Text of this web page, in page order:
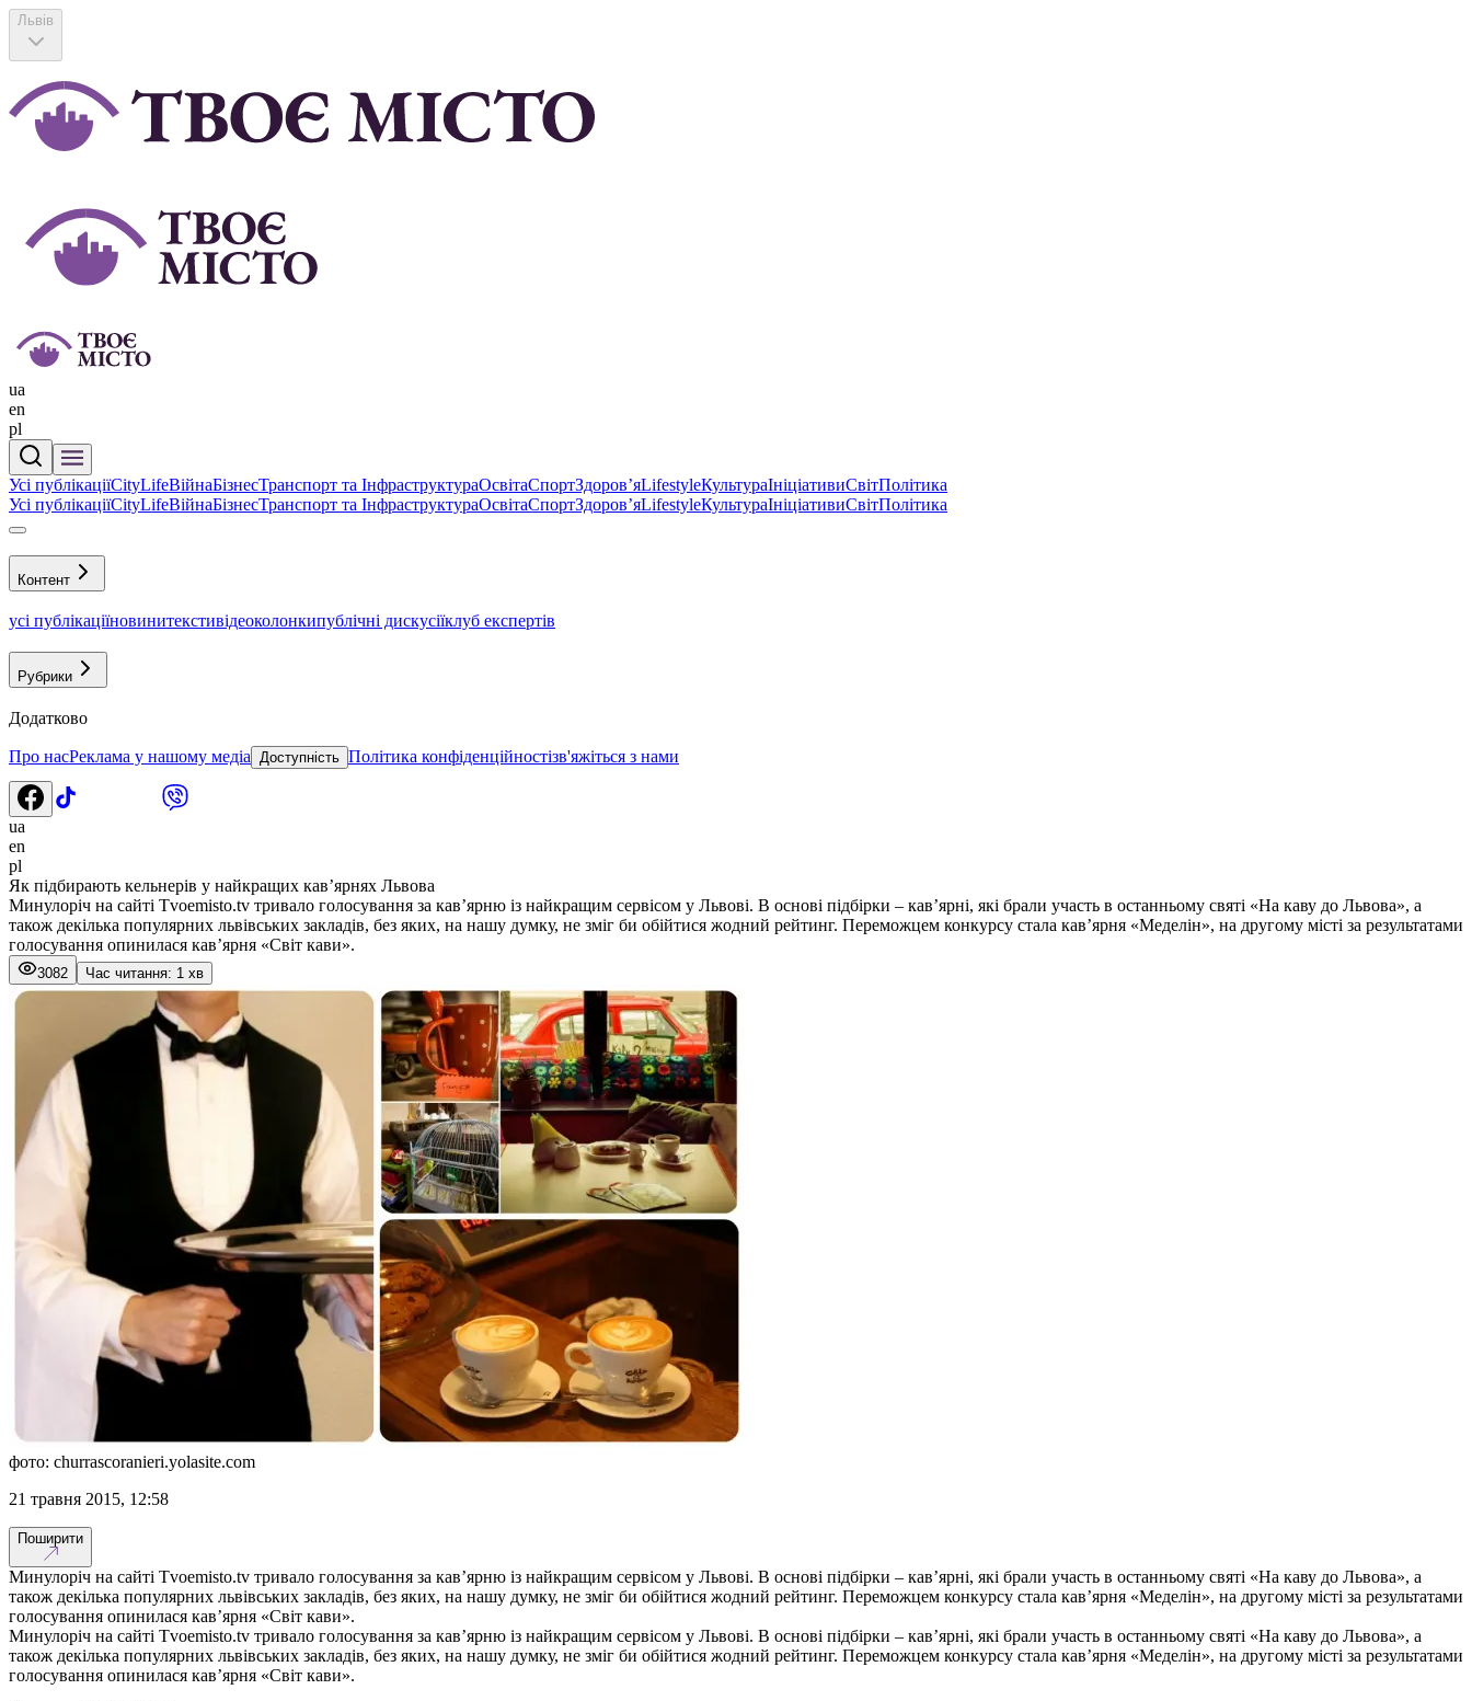
Львів
ua
en
pl
Усі публікаціїCityLifeВійнаБізнесТранспорт та ІнфраструктураОсвітаСпортЗдоровʼяLifestyleКультураІніціативиСвітПолітика
Усі публікаціїCityLifeВійнаБізнесТранспорт та ІнфраструктураОсвітаСпортЗдоровʼяLifestyleКультураІніціативиСвітПолітика
Контент
усі публікаціїновинитекстивідеоколонкипублічні дискусіїклуб експертів
Рубрики
Додатково
Про насРеклама у нашому медіа Доступність Політика конфіденційностізв'яжіться з нами
ua
en
pl
Як підбирають кельнерів у найкращих кав’ярнях Львова
Минулоріч на сайті Tvoemisto.tv тривало голосування за кав’ярню із найкращим сервісом у Львові. В основі підбірки – кав’ярні, які брали участь в останньому святі «На каву до Львова», а
також декілька популярних львівських закладів, без яких, на нашу думку, не зміг би обійтися жодний рейтинг. Переможцем конкурсу стала кав’ярня «Меделін», на другому місті за результатами
голосування опинилася кав’ярня «Світ кави».
3082 Час читання: 1 хв
фото: churrascoranieri.yolasite.com
21 травня 2015, 12:58
Поширити
Минулоріч на сайті Tvoemisto.tv тривало голосування за кав’ярню із найкращим сервісом у Львові. В основі підбірки – кав’ярні, які брали участь в останньому святі «На каву до Львова», а
також декілька популярних львівських закладів, без яких, на нашу думку, не зміг би обійтися жодний рейтинг. Переможцем конкурсу стала кав’ярня «Меделін», на другому місті за результатами
голосування опинилася кав’ярня «Світ кави».
Минулоріч на сайті Tvoemisto.tv тривало голосування за кав’ярню із найкращим сервісом у Львові. В основі підбірки – кав’ярні, які брали участь в останньому святі «На каву до Львова», а
також декілька популярних львівських закладів, без яких, на нашу думку, не зміг би обійтися жодний рейтинг. Переможцем конкурсу стала кав’ярня «Меделін», на другому місті за результатами
голосування опинилася кав’ярня «Світ кави».